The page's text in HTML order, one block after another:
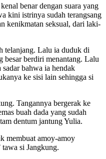
benar dengan suara yang
kini istrinya sudah terangsang
kenikmatan seksual, dari laki-
telanjang. Lalu ia duduk di
besar berdiri menantang. Lalu
bahwa ia hendak
ke sisi lain sehingga si
Tangannya bergerak ke
buah dada yang sudah
dentum jantung Yulia.
membuat amoy-amoy
tawa si Jangkung.